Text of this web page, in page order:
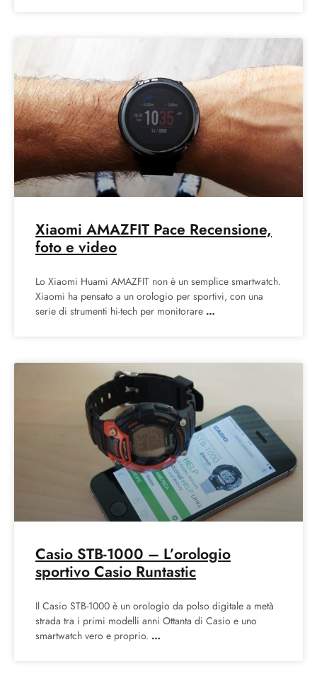
Xiaomi AMAZFIT Pace Recensione,
foto e video
Lo Xiaomi Huami AMAZFIT non è un semplice smartwatch.
Xiaomi ha pensato a un orologio per sportivi, con una
serie di strumenti hi-tech per monitorare
Casio STB-1000 – L’orologio
sportivo Casio Runtastic
Il Casio STB-1000 è un orologio da polso digitale a metà
strada tra i primi modelli anni Ottanta di Casio e uno
smartwatch vero e proprio.